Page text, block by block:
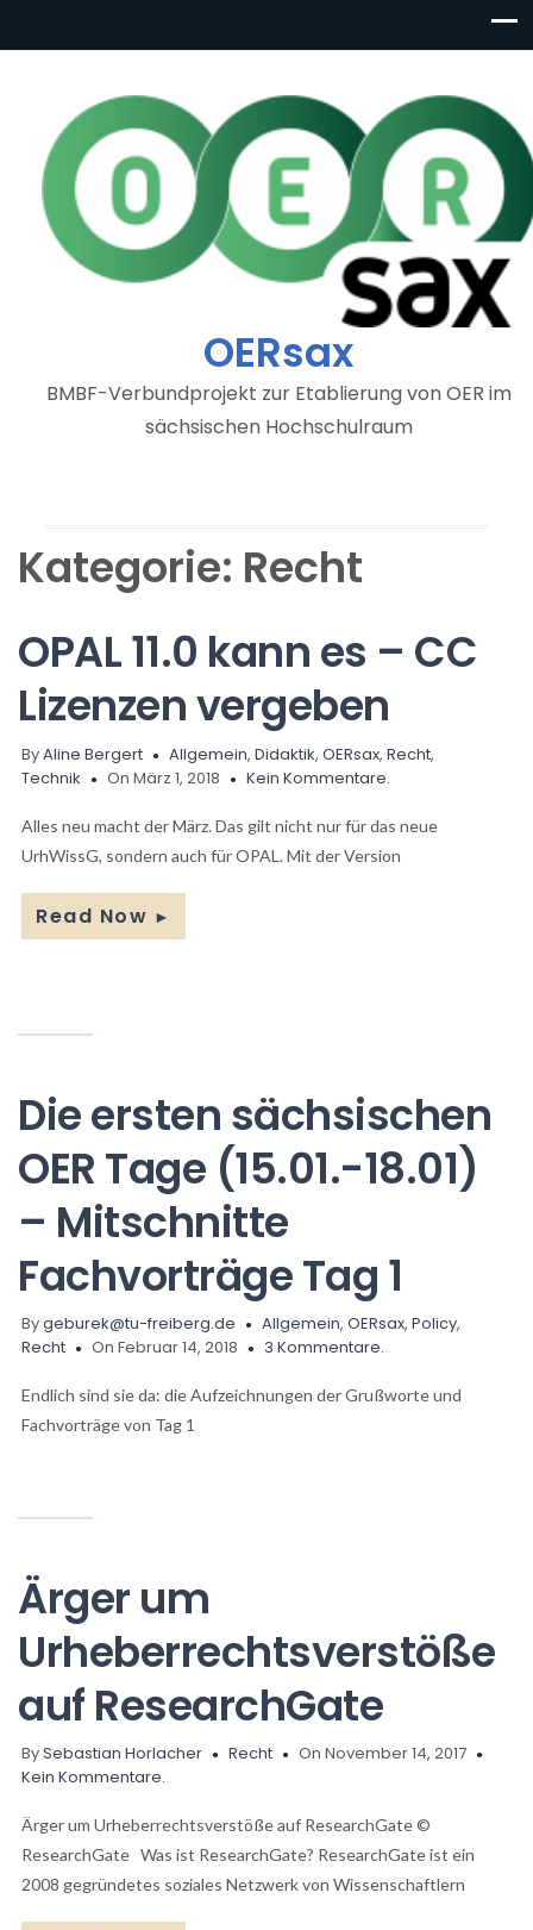
OERsax
BMBF-Verbundprojekt zur Etablierung von OER im
sächsischen Hochschulraum
Kategorie: Recht
OPAL 11.0 kann es – CC
Lizenzen vergeben
ByAline Bergert Allgemein, Didaktik, OERsax, Recht,
Technik
On März 1, 2018 Kein Kommentare.
Alles neu macht der März. Das gilt nicht nur für das neue
UrhWissG, sondern auch für OPAL. Mit der Version
Read Now ►
Die ersten sächsischen
OER Tage (15.01.-18.01)
– Mitschnitte
Fachvorträge Tag 1
Bygeburek@tu-freiberg.de Allgemein, OERsax, Policy,
Recht
On Februar 14, 2018 3 Kommentare.
Endlich sind sie da: die Aufzeichnungen der Grußworte und
Fachvorträge von Tag 1
Ärger um
Urheberrechtsverstöße
auf ResearchGate
BySebastian Horlacher Recht
On November 14, 2017
Kein Kommentare.
Ärger um Urheberrechtsverstöße auf ResearchGate ©
ResearchGate Was ist ResearchGate? ResearchGate ist ein
2008 gegründetes soziales Netzwerk von Wissenschaftlern